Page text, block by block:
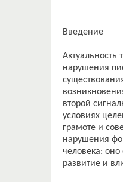
Введение
нарушения
второй
условиях
грамоте и
нарушения
человека: оно
развитие и